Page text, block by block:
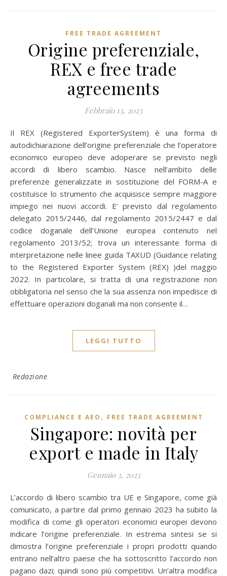
FREE TRADE AGREEMENT
Origine preferenziale,
REX e free trade
agreements
Febbraio 13, 2023
Il REX (Registered ExporterSystem) è una forma di
autodichiarazione dell’origine preferenziale che l’operatore
economico europeo deve adoperare se previsto negli
accordi di libero scambio. Nasce nell’ambito delle
preferenze generalizzate in sostituzione del FORM-A e
costituisce lo strumento che acquisisce sempre maggiore
impiego nei nuovi accordi. E’ previsto dal regolamento
delegato 2015/2446, dal regolamento 2015/2447 e dal
codice doganale dell’Unione europea contenuto nel
regolamento 2013/52; trova un interessante forma di
interpretazione nelle linee guida TAXUD (Guidance relating
to the Registered Exporter System (REX) )del maggio
2022. In particolare, si tratta di una registrazione non
obbligatoria nel senso che la sua assenza non impedisce di
effettuare operazioni doganali ma non consente il…
LEGGI TUTTO
Redazione
COMPLIANCE E AEO , FREE TRADE AGREEMENT
Singapore: novità per
export e made in Italy
Gennaio 3, 2023
L’accordo di libero scambio tra UE e Singapore, come già
comunicato, a partire dal primo gennaio 2023 ha subito la
modifica di come gli operatori economici europei devono
indicare l’origine preferenziale. In estrema sintesi se si
dimostra l’origine preferenziale i propri prodotti quando
entrano nell’altro paese che ha sottoscritto l’accordo non
pagano dazi; quindi sono più competitivi. Un’altra modifica